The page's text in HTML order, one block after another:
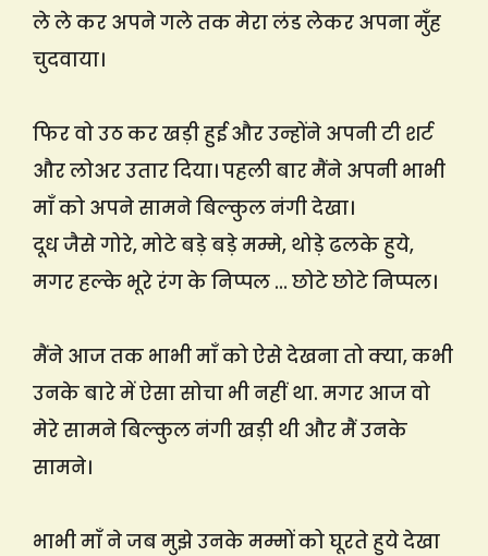
ले ले कर अपने गले तक मेरा लंड लेकर अपना मुँह
चुदवाया।
फिर वो उठ कर खड़ी हुई और उन्होंने अपनी टी शर्ट
और लोअर उतार दिया। पहली बार मैंने अपनी भाभी
माँ को अपने सामने बिल्कुल नंगी देखा।
दूध जैसे गोरे, मोटे बड़े बड़े मम्मे, थोड़े ढलके हुये,
मगर हल्के भूरे रंग के निप्पल … छोटे छोटे निप्पल।
मैंने आज तक भाभी माँ को ऐसे देखना तो क्या, कभी
उनके बारे में ऐसा सोचा भी नहीं था. मगर आज वो
मेरे सामने बिल्कुल नंगी खड़ी थी और मैं उनके
सामने।
भाभी माँ ने जब मुझे उनके मम्मों को घूरते हुये देखा